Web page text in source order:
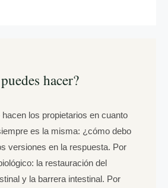
hacer?
hacen los propietarios en cuanto
es la misma: ¿cómo debo
versiones en la respuesta. Por
la restauración del
y la barrera intestinal. Por